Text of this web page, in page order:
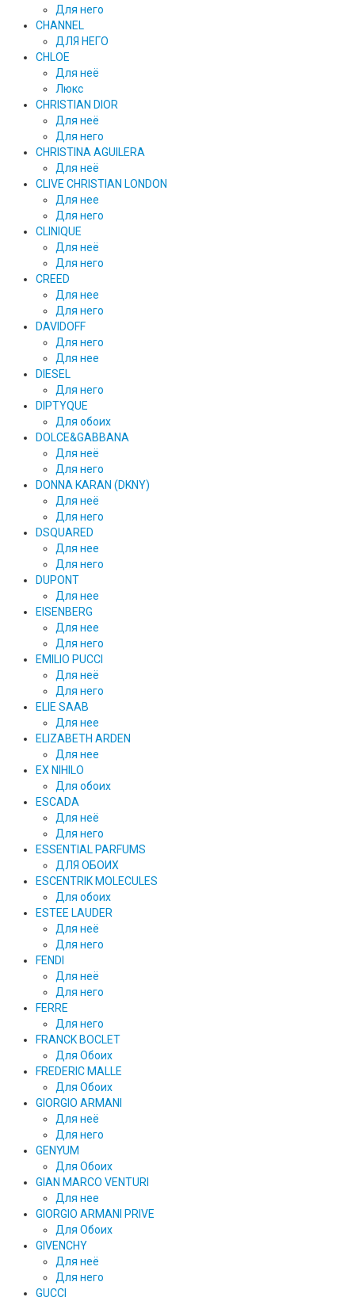
Для него
CHANNEL
ДЛЯ НЕГО
CHLOE
Для неё
Люкс
CHRISTIAN DIOR
Для неё
Для него
CHRISTINA AGUILERA
Для неё
CLIVE CHRISTIAN LONDON
Для нее
Для него
CLINIQUE
Для неё
Для него
CREED
Для нее
Для него
DAVIDOFF
Для него
Для нее
DIESEL
Для него
DIPTYQUE
Для обоих
DOLCE&GABBANA
Для неё
Для него
DONNA KARAN (DKNY)
Для неё
Для него
DSQUARED
Для нее
Для него
DUPONT
Для нее
EISENBERG
Для нее
Для него
EMILIO PUCCI
Для неё
Для него
ELIE SAAB
Для нее
ELIZABETH ARDEN
Для нее
EX NIHILO
Для обоих
ESCADA
Для неё
Для него
ESSENTIAL PARFUMS
ДЛЯ ОБОИХ
ESCENTRIK MOLECULES
Для обоих
ESTEE LAUDER
Для неё
Для него
FENDI
Для неё
Для него
FERRE
Для него
FRANCK BOCLET
Для Обоих
FREDERIC MALLE
Для Обоих
GIORGIO ARMANI
Для неё
Для него
GENYUM
Для Обоих
GIAN MARCO VENTURI
Для нее
GIORGIO ARMANI PRIVE
Для Обоих
GIVENCHY
Для неё
Для него
GUCCI